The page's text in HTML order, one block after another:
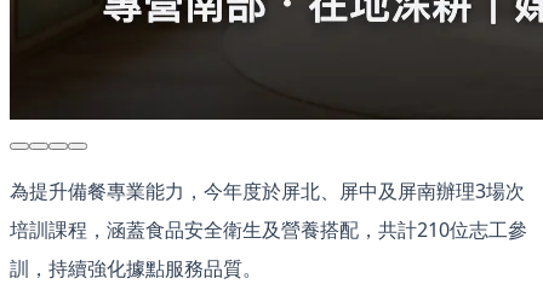
為提升備餐專業能力，今年度於屏北、屏中及屏南辦理3場次
培訓課程，涵蓋食品安全衛生及營養搭配，共計210位志工參
訓，持續強化據點服務品質。